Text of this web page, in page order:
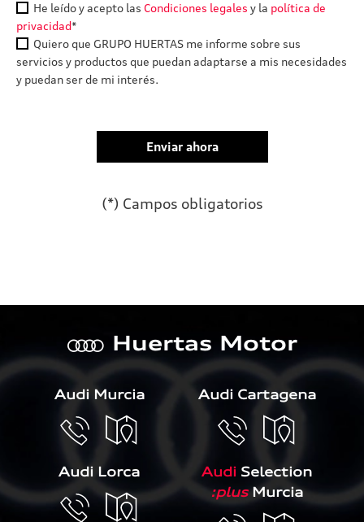
He leído y acepto las Condiciones legales y la política de
privacidad*
Quiero que GRUPO HUERTAS me informe sobre sus
servicios y productos que puedan adaptarse a mis necesidades
y puedan ser de mi interés.
(*) Campos obligatorios
a Huertas Motor
Audi Murcia Audi Cartagena
Audi Lorca Audi Selection
:plusMurcia